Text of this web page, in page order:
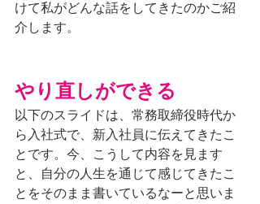
けて私がどんな話をしてきたのかご紹
介します。
やり直しができる
以下のスライドは、常務取締役時代か
ら入社式で、新入社員に伝えてきたこ
とです。今、こうして内容を見ます
と、自分の人生を通じて感じてきたこ
とをそのまま書いているなーと思いま